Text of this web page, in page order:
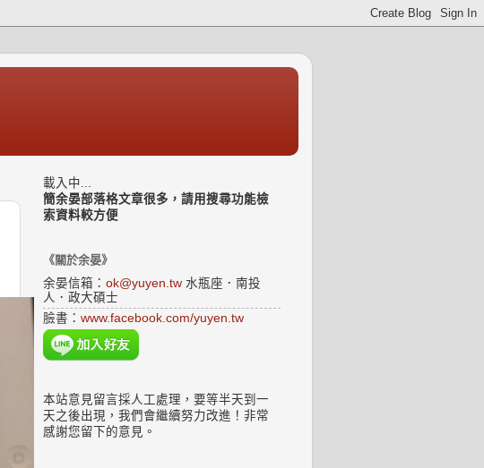
載入中...
簡余晏部落格文章很多，請用搜尋功能檢
索資料較方便
《關於余晏》
余晏信箱： ok@yuyen.tw 水瓶座．南投
人．政大碩士
臉書： www.facebook.com/yuyen.tw
本站意見留言採人工處理，要等半天到一
天之後出現，我們會繼續努力改進！非常
感謝您留下的意見。